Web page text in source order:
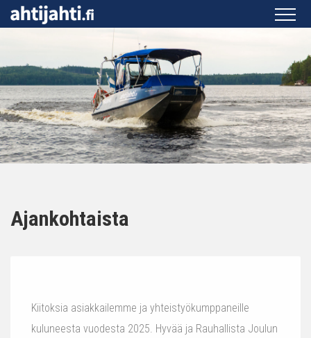
Ajankohtaista
Kiitoksia asiakkailemme ja yhteistyökumppaneille
kuluneesta vuodesta 2025. Hyvää ja Rauhallista Joulun